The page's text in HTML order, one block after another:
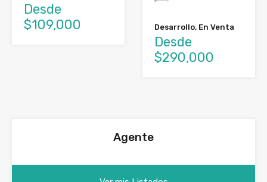
Desde
$109,000
Desarrollo, En Venta
Desde
$290,000
Agente